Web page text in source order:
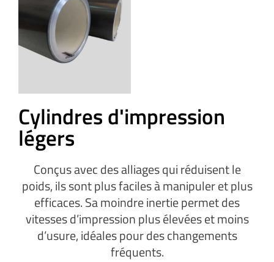
Cylindres d'impression
légers
Conçus avec des alliages qui réduisent le
poids, ils sont plus faciles à manipuler et plus
efficaces. Sa moindre inertie permet des
vitesses d’impression plus élevées et moins
d’usure, idéales pour des changements
fréquents.